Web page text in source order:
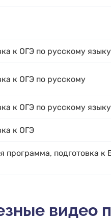
к ОГЭ по русскому языку
к ОГЭ по русскому
к ОГЭ по русскому языку
к ОГЭ
программа, подготовка к
видео